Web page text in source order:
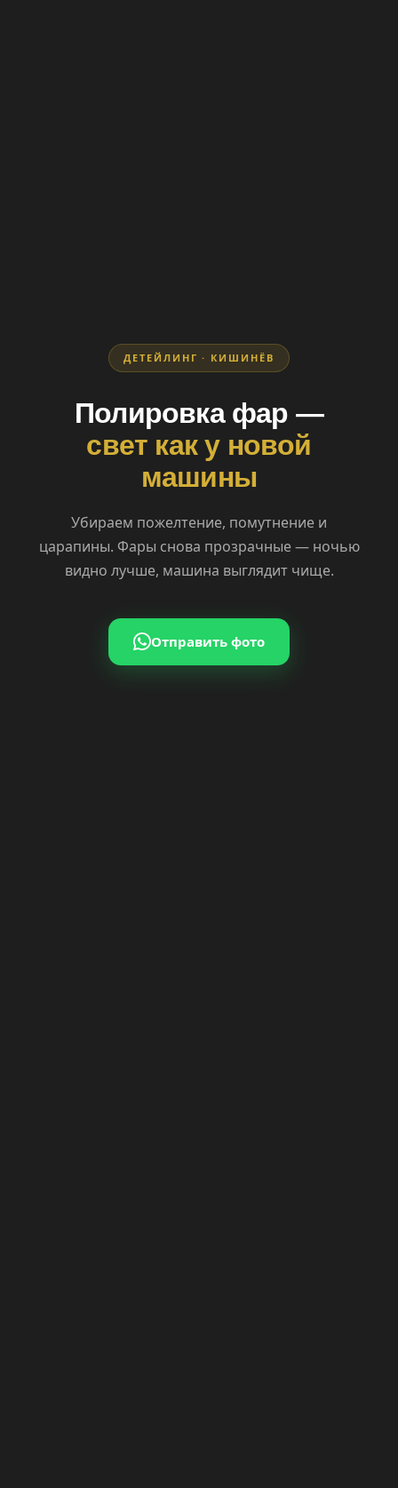
ДЕТЕЙЛИНГ · КИШИНЁВ
Полировка фар —
свет как у новой
машины
Убираем пожелтение, помутнение и
царапины. Фары снова прозрачные — ночью
видно лучше, машина выглядит чище.
Отправить фото